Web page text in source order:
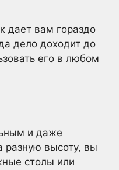
дает вам гораздо
дело доходит до
его в любом
и даже
разную высоту, вы
столы или